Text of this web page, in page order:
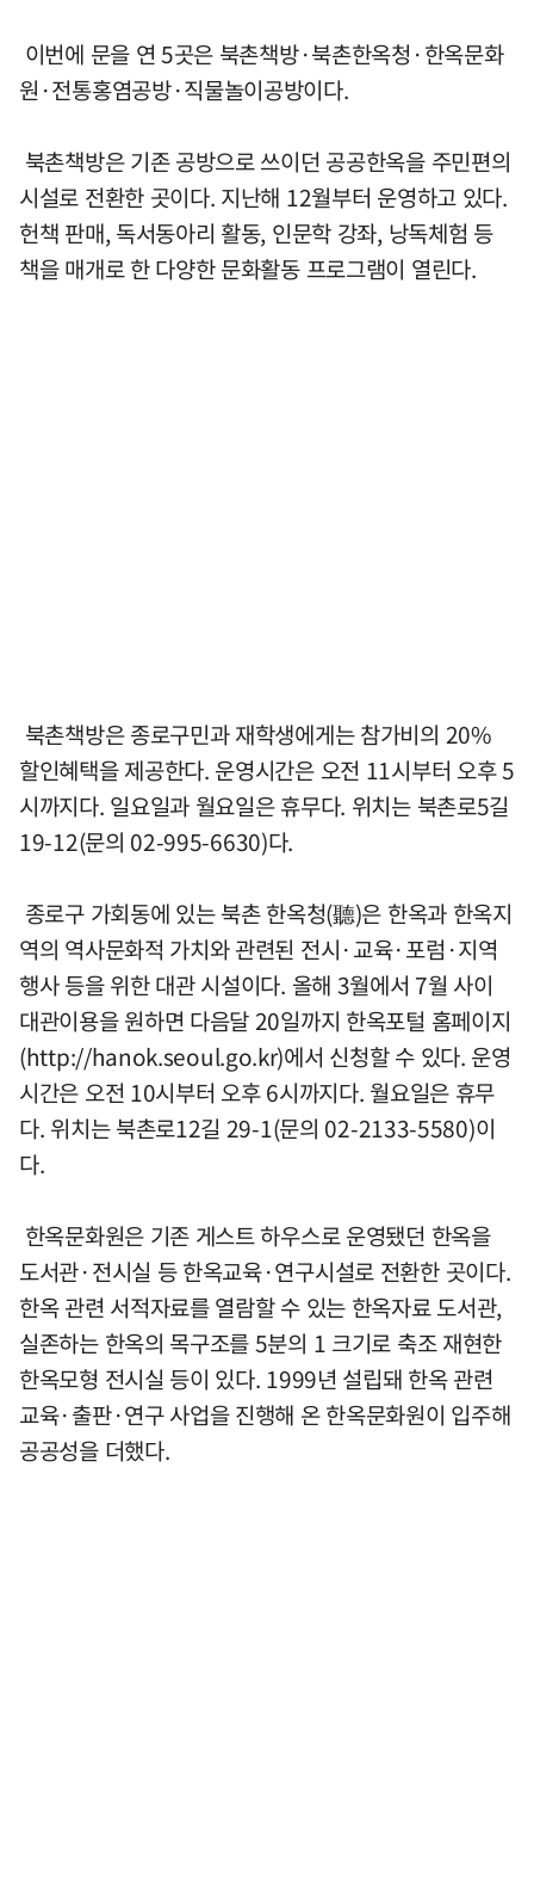
이번에 문을 연 5곳은 북촌책방·북촌한옥청·한옥문화
원·전통홍염공방·직물놀이공방이다.
북촌책방은 기존 공방으로 쓰이던 공공한옥을 주민편의
시설로 전환한 곳이다. 지난해 12월부터 운영하고 있다.
헌책 판매, 독서동아리 활동, 인문학 강좌, 낭독체험 등
책을 매개로 한 다양한 문화활동 프로그램이 열린다.
북촌책방은 종로구민과 재학생에게는 참가비의 20%
할인혜택을 제공한다. 운영시간은 오전 11시부터 오후 5
시까지다. 일요일과 월요일은 휴무다. 위치는 북촌로5길
19-12(문의 02-995-6630)다.
종로구 가회동에 있는 북촌 한옥청(聽)은 한옥과 한옥지
역의 역사문화적 가치와 관련된 전시·교육·포럼·지역
행사 등을 위한 대관 시설이다. 올해 3월에서 7월 사이
대관이용을 원하면 다음달 20일까지 한옥포털 홈페이지
(http://hanok.seoul.go.kr)에서 신청할 수 있다. 운영
시간은 오전 10시부터 오후 6시까지다. 월요일은 휴무
다. 위치는 북촌로12길 29-1(문의 02-2133-5580)이
다.
한옥문화원은 기존 게스트 하우스로 운영됐던 한옥을
도서관·전시실 등 한옥교육·연구시설로 전환한 곳이다.
한옥 관련 서적자료를 열람할 수 있는 한옥자료 도서관,
실존하는 한옥의 목구조를 5분의 1 크기로 축조 재현한
한옥모형 전시실 등이 있다. 1999년 설립돼 한옥 관련
교육·출판·연구 사업을 진행해 온 한옥문화원이 입주해
공공성을 더했다.